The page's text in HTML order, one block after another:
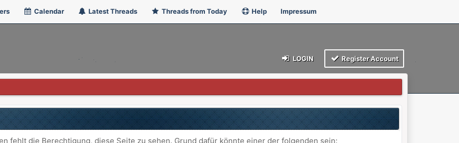
Calendar Latest Threads Threads from Today Help Impressum
LOGIN Register Account
fehlt die Berechtigung, diese Seite zu sehen. Grund dafür könnte einer der folgenden sein: